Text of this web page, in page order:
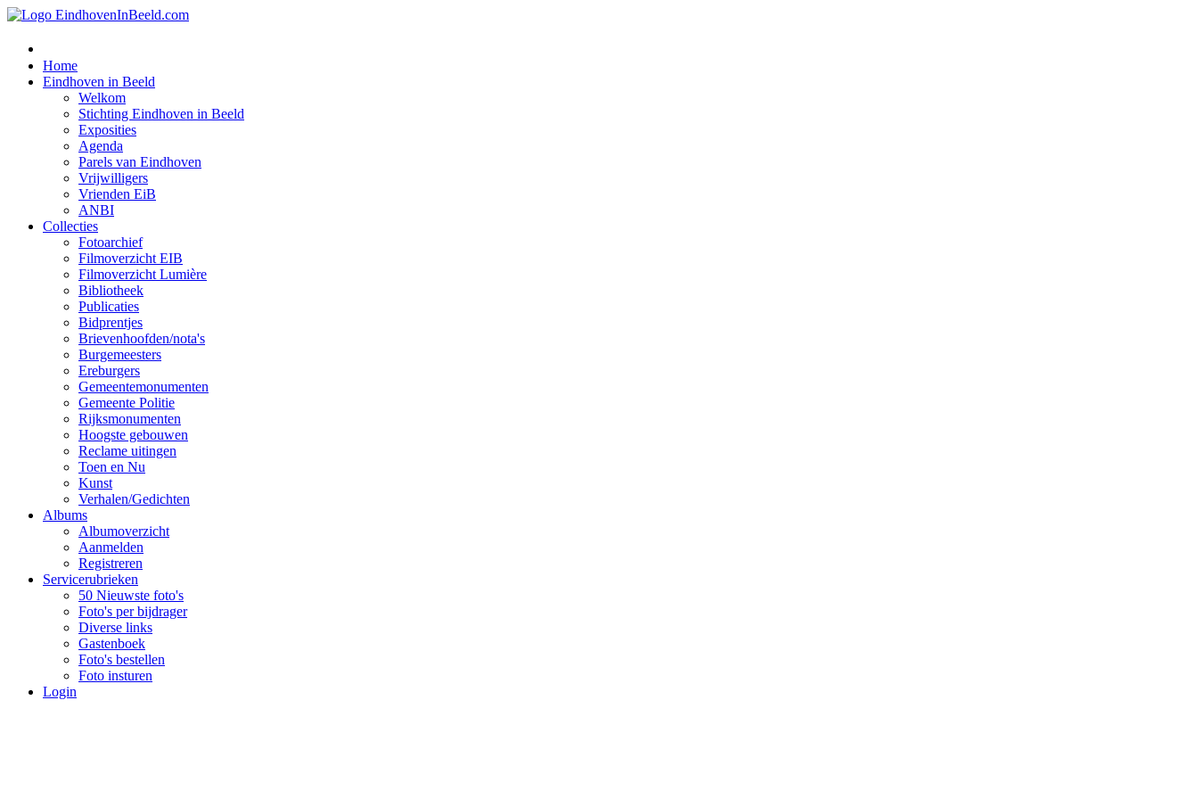
Home
Eindhoven in Beeld
Welkom
Stichting Eindhoven in Beeld
Exposities
Agenda
Parels van Eindhoven
Vrijwilligers
Vrienden EiB
ANBI
Collecties
Fotoarchief
Filmoverzicht EIB
Filmoverzicht Lumière
Bibliotheek
Publicaties
Bidprentjes
Brievenhoofden/nota's
Burgemeesters
Ereburgers
Gemeentemonumenten
Gemeente Politie
Rijksmonumenten
Hoogste gebouwen
Reclame uitingen
Toen en Nu
Kunst
Verhalen/Gedichten
Albums
Albumoverzicht
Aanmelden
Registreren
Servicerubrieken
50 Nieuwste foto's
Foto's per bijdrager
Diverse links
Gastenboek
Foto's bestellen
Foto insturen
Login